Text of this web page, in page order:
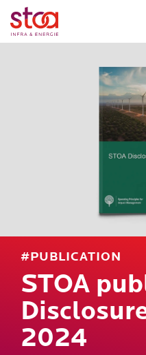
#PUBLICATION
STOA
2024